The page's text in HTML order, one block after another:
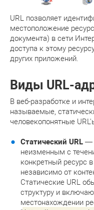
URL позволяет
местоположение
документа) в сети
доступа к этому
других приложений.
Виды URL-
В веб-разработке и
называемые,
человекопонятные
Статический URL —
неизменным с
конкретный ресурс
независимо от
Статические URL
структуру и
местонахождении